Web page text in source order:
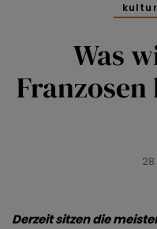
Was
Derzeit sitzen die